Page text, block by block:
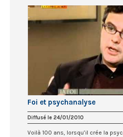
Foi et psychanalyse
Diffusé le 24/01/2010
Voilà 100 ans, lorsqu’il crée la